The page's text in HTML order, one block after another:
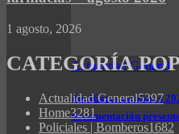
Actualidad General
Auxiliares escolares
documentación
1 agosto, 2026
CATEGORÍA
Actualidad General5397
Home3281
Policiales | Bomberos1682